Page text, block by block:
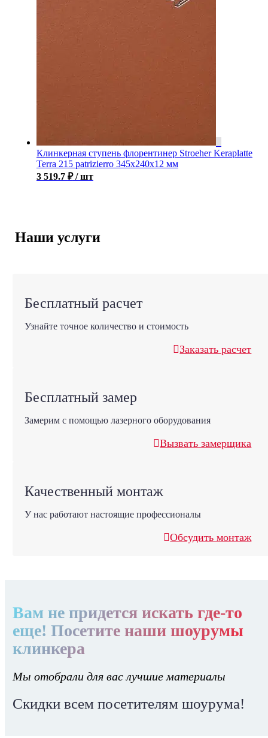
Клинкерная ступень флорентинер Stroeher Keraplatte
Terra 215 patrizierro 345х240х12 мм
3 519.7 ₽ / шт
Наши услуги
Бесплатный расчет
Узнайте точное количество и стоимость
Заказать расчет
Бесплатный замер
Замерим с помощью лазерного оборудования
Вызвать замерщика
Качественный монтаж
У нас работают настоящие профессионалы
Обсудить монтаж
Вам не придется искать где-то
еще! Посетите наши шоурумы
клинкера
Мы отобрали для вас лучшие материалы
Скидки всем посетителям шоурума!